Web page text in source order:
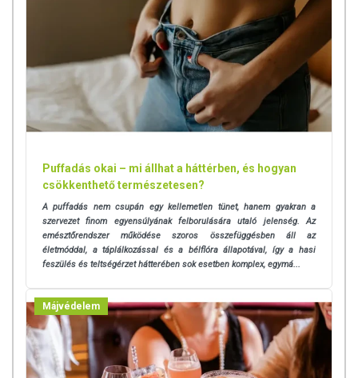
Puffadás okai – mi állhat a háttérben, és hogyan
csökkenthető természetesen?
A puffadás nem csupán egy kellemetlen tünet, hanem gyakran a
szervezet finom egyensúlyának felborulására utaló jelenség. Az
emésztőrendszer működése szoros összefüggésben áll az
életmóddal, a táplálkozással és a bélflóra állapotával, így a hasi
feszülés és teltségérzet hátterében sok esetben komplex, egymá...
Májvédelem